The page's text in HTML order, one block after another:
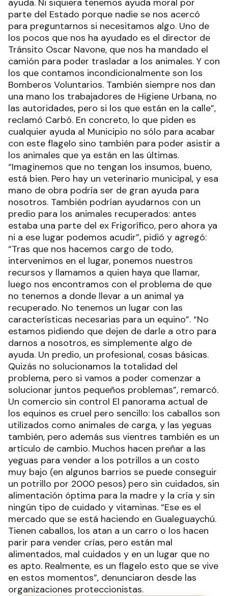
ayuda. Ni siquiera tenemos ayuda moral por
parte del Estado porque nadie se nos acercó
para preguntarnos si necesitamos algo. Uno de
los pocos que nos ha ayudado es el director de
Tránsito Oscar Navone, que nos ha mandado el
camión para poder trasladar a los animales. Y con
los que contamos incondicionalmente son los
Bomberos Voluntarios. También siempre nos dan
una mano los trabajadores de Higiene Urbana, no
las autoridades, pero si los que están en la calle”,
reclamó Carbó. En concreto, lo que piden es
cualquier ayuda al Municipio no sólo para acabar
con este flagelo sino también para poder asistir a
los animales que ya están en las últimas.
“Imaginemos que no tengan los insumos, bueno,
está bien. Pero hay un veterinario municipal, y esa
mano de obra podría ser de gran ayuda para
nosotros. También podrían ayudarnos con un
predio para los animales recuperados: antes
estaba una parte del ex Frigorífico, pero ahora ya
ni a ese lugar podemos acudir”, pidió y agregó:
“Tras que nos hacemos cargo de todo,
intervenimos en el lugar, ponemos nuestros
recursos y llamamos a quien haya que llamar,
luego nos encontramos con el problema de que
no tenemos a donde llevar a un animal ya
recuperado. No tenemos un lugar con las
características necesarias para un equino”. “No
estamos pidiendo que dejen de darle a otro para
darnos a nosotros, es simplemente algo de
ayuda. Un predio, un profesional, cosas básicas.
Quizás no solucionamos la totalidad del
problema, pero si vamos a poder comenzar a
solucionar juntos pequeños problemas”, remarcó.
Un comercio sin control El panorama actual de
los equinos es cruel pero sencillo: los caballos son
utilizados como animales de carga, y las yeguas
también, pero además sus vientres también es un
artículo de cambio. Muchos hacen preñar a las
yeguas para vender a los potrillos a un costo
muy bajo (en algunos barrios se puede conseguir
un potrillo por 2000 pesos) pero sin cuidados, sin
alimentación óptima para la madre y la cría y sin
ningún tipo de cuidado y vitaminas. “Ese es el
mercado que se está haciendo en Gualeguaychú.
Tienen caballos, los atan a un carro o los hacen
parir para vender crías, pero están mal
alimentados, mal cuidados y en un lugar que no
es apto. Realmente, es un flagelo esto que se vive
en estos momentos”, denunciaron desde las
organizaciones proteccionistas.